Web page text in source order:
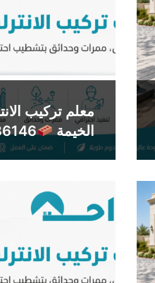
معلم تركيب
الخيمة